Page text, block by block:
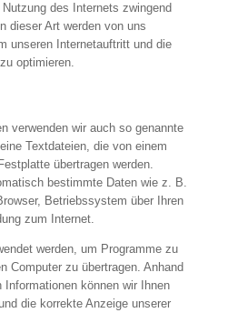
des Internets zwingend
dieser Art werden von uns
unseren Internetauftritt und die
optimieren.
verwenden wir auch so genannte
Textdateien, die von einem
übertragen werden.
bestimmte Daten wie z. B.
Betriebssystem über Ihren
zum Internet.
werden, um Programme zu
Computer zu übertragen. Anhand
können wir Ihnen
die korrekte Anzeige unserer